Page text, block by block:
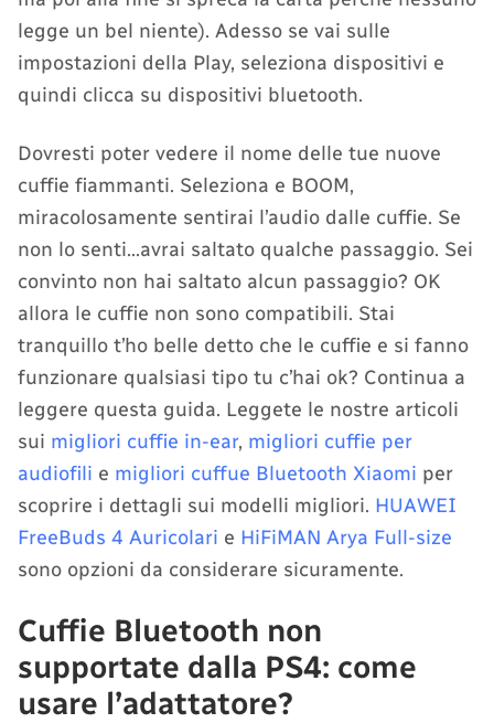
legge un bel niente). Adesso se vai sulle
impostazioni della Play, seleziona dispositivi e
quindi clicca su dispositivi bluetooth.
Dovresti poter vedere il nome delle tue nuove
cuffie fiammanti. Seleziona e BOOM,
miracolosamente sentirai l’audio dalle cuffie. Se
non lo senti…avrai saltato qualche passaggio. Sei
convinto non hai saltato alcun passaggio? OK
allora le cuffie non sono compatibili. Stai
tranquillo t’ho belle detto che le cuffie e si fanno
funzionare qualsiasi tipo tu c’hai ok? Continua a
leggere questa guida. Leggete le nostre articoli
sui migliori cuffie in-ear, migliori cuffie per
audiofili e migliori cuffue Bluetooth Xiaomi per
scoprire i dettagli sui modelli migliori. HUAWEI
FreeBuds 4 Auricolari e HiFiMAN Arya Full-size
sono opzioni da considerare sicuramente.
Cuffie Bluetooth non
supportate dalla PS4: come
usare l’adattatore?